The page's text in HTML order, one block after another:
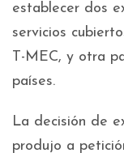
establecer dos
servicios
T-MEC, y otra
países.
La decisión de
produjo a